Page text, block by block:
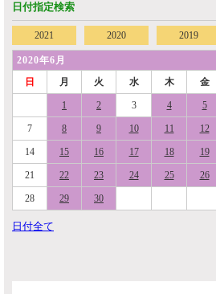
日付指定検索
2021 2020 2019
2020年6月
日
月 火 水 木 金
1 2 3 4 5
7 8 9 10 11 12
14 15 16 17 18 19
21 22 23 24 25 26
28 29 30
日付全て